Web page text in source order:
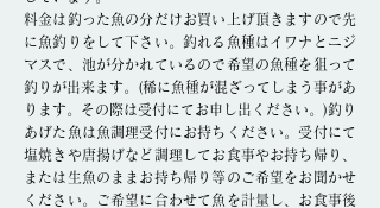
料金は釣った魚の分だけお買い上げ頂きますので先
に魚釣りをして下さい。釣れる魚種はイワナとニジ
マスで、池が分かれているので希望の魚種を狙って
釣りが出来ます。(稀に魚種が混ざってしまう事があ
ります。その際は受付にてお申し出ください。)釣り
あげた魚は魚調理受付にお持ちください。受付にて
塩焼きや唐揚げなど調理してお食事やお持ち帰り、
または生魚のままお持ち帰り等のご希望をお聞かせ
ください。ご希望に合わせて魚を計量し、お食事後